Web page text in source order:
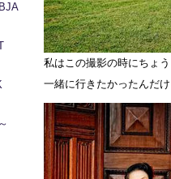
私はこの撮影の時にちょ
一緒に行きたかったんだ